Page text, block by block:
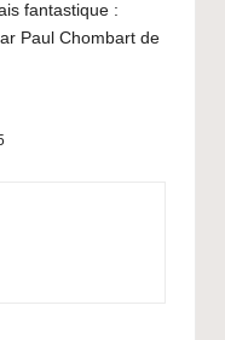
fantastique :
Paul Chombart de